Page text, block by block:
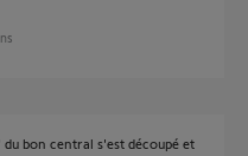
bon central s'est découpé et